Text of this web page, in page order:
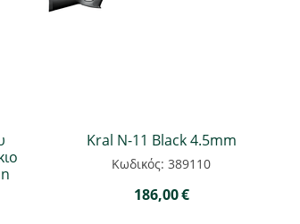
Kral N-11 Black 4.5mm
Κωδικός: 389110
186,00€